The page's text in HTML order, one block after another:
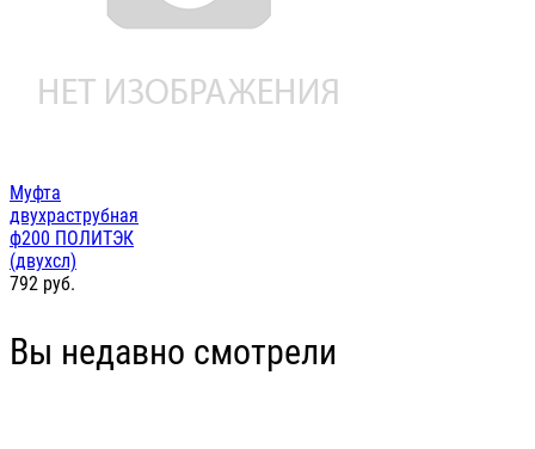
Муфта
двухраструбная
ф200 ПОЛИТЭК
(двухсл)
792 руб.
Вы недавно смотрели